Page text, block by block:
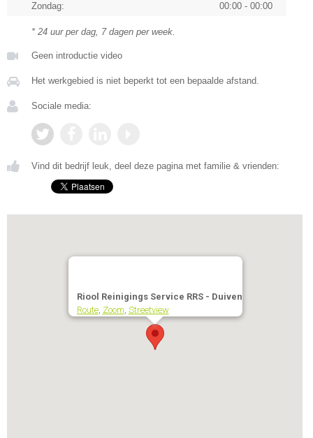
Zondag:
00:00 - 00:00
* 24 uur per dag, 7 dagen per week.
Geen introductie video
Het werkgebied is niet beperkt tot een bepaalde afstand.
Sociale media:
Vind dit bedrijf leuk, deel deze pagina met familie & vrienden:
Riool Reinigings Service RRS - Duiven
Route, Zoom, Streetview